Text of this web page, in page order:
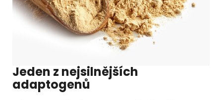
Jeden z nejsilnějších
adaptogenů